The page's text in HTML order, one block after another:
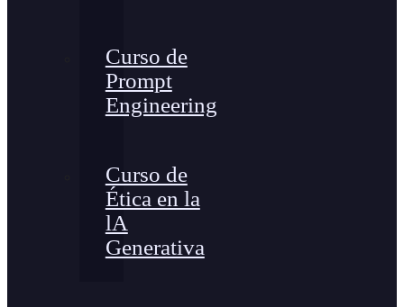
Curso de
Prompt
Engineering
Curso de
Ética en la
lA
Generativa